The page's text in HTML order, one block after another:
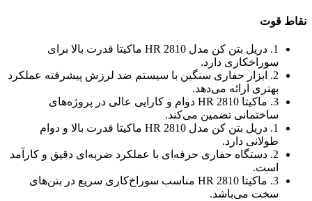
نقاط قوت
1. دریل بتن کن مدل HR 2810 ماکیتا قدرت بالا برای
سوراخکاری دارد.
2. ابزار حفاری سنگین با سیستم ضد لرزش پیشرفته عملکرد
بهتری ارائه می‌دهد.
3. ماکیتا HR 2810 دوام و کارایی عالی در پروژه‌های
ساختمانی تضمین می‌کند.
1. دریل بتن کن مدل HR 2810 ماکیتا قدرت بالا و دوام
طولانی دارد.
2. دستگاه حفاری حرفه‌ای با عملکرد ضربه‌ای دقیق و کارآمد
است.
3. ماکیتا HR 2810 مناسب سوراخ‌کاری سریع در بتن‌های
سخت می‌باشد.